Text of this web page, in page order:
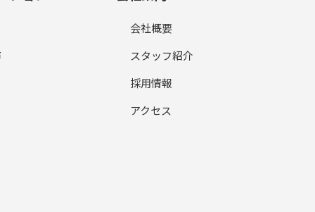
会社概要
スタッフ紹介
採用情報
アクセス